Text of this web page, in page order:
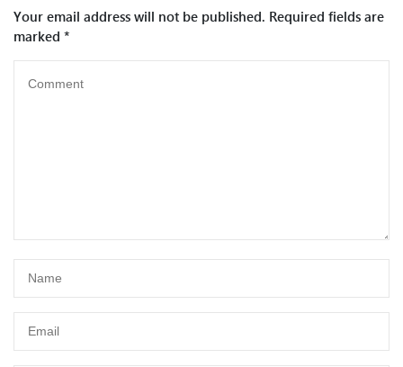
Your email address will not be published. Required fields are
marked *